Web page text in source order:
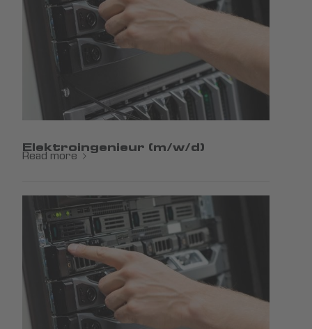
Elektroingenieur (m/w/d)
Read more